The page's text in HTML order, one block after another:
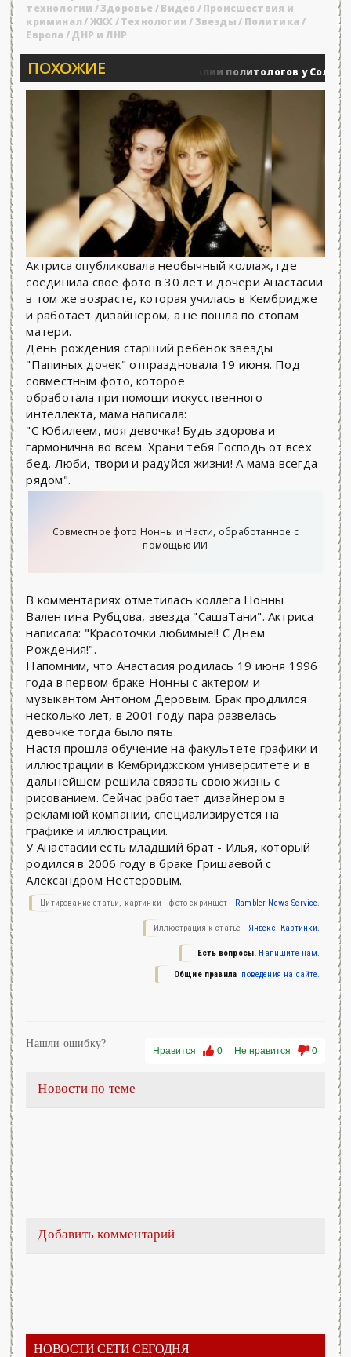
технологии /Здоровье /Видео /Происшествия и
криминал/ЖКХ /Технологии/ Звезды/ Политика /
Европа /ДНР и ЛНР
ПОХОЖИЕ
Военные действия Вечерние баталии политологов у Соловьёва
Актриса опубликовала необычный коллаж, где
соединила свое фото в 30 лет и дочери Анастасии
в том же возрасте, которая училась в Кембридже
и работает дизайнером, а не пошла по стопам
матери.
День рождения старший ребенок звезды
"Папиных дочек" отпраздновала 19 июня. Под
совместным фото, которое
обработала при помощи искусственного
интеллекта, мама написала:
"С Юбилеем, моя девочка! Будь здорова и
гармонична во всем. Храни тебя Господь от всех
бед. Люби, твори и радуйся жизни! А мама всегда
рядом".
Совместное фото Нонны и Насти, обработанное с
помощью ИИ
В комментариях отметилась коллега Нонны
Валентина Рубцова, звезда "СашаТани". Актриса
написала: "Красоточки любимые!! С Днем
Рождения!".
Напомним, что Анастасия родилась 19 июня 1996
года в первом браке Нонны с актером и
музыкантом Антоном Деровым. Брак продлился
несколько лет, в 2001 году пара развелась -
девочке тогда было пять.
Настя прошла обучение на факультете графики и
иллюстрации в Кембриджском университете и в
дальнейшем решила связать свою жизнь с
рисованием. Сейчас работает дизайнером в
рекламной компании, специализируется на
графике и иллюстрации.
У Анастасии есть младший брат - Илья, который
родился в 2006 году в браке Гришаевой с
Александром Нестеровым.
Цитирование статьи, картинки - фото скриншот - Rambler News Service.
Иллюстрация к статье - Яндекс. Картинки.
Есть вопросы. Напишите нам.
Общие правила поведения на сайте.
Нравится 0 Не нравится 0
Нашли ошибку?
Новости по теме
Добавить комментарий
НОВОСТИ СЕТИ СЕГОДНЯ